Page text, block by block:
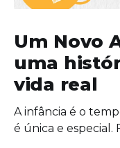
Um Novo
uma
vida real
A infância é o
é única e especial.